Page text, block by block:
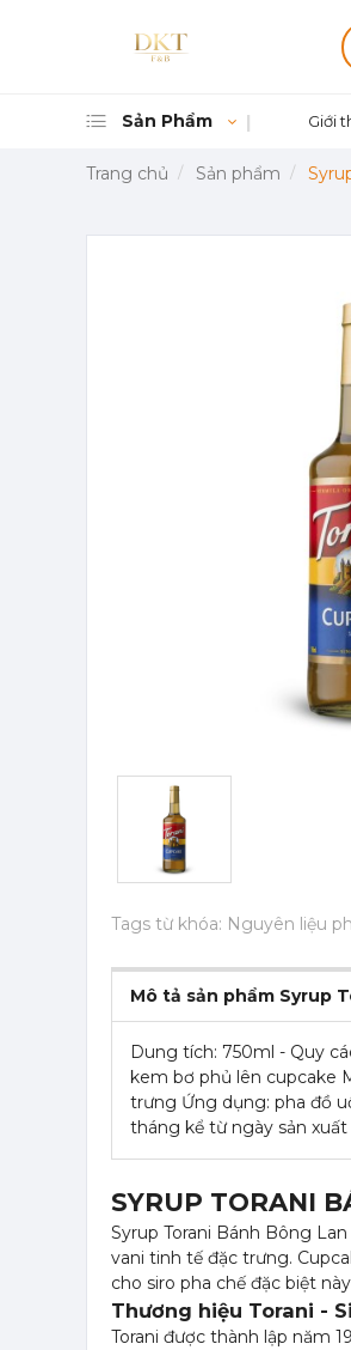
Sản Phẩm Giới
Trang chủ Sản phẩm
Tags từ khóa: Nguyên liệu
Mô tả sản phẩm Syrup
Dung tích: 750ml - Quy
kem bơ phủ lên cupcake
trưng Ứng dụng: pha đồ
tháng kể từ ngày sản
SYRUP TORANI
Syrup Torani Bánh Bông
vani tinh tế đặc trưng.
cho siro pha chế đặc biệt
Thương hiệu Torani -
Torani được thành lập năm